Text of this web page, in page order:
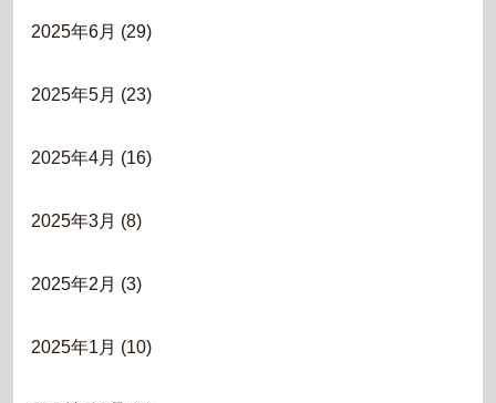
2025年6月 (29)
2025年5月 (23)
2025年4月 (16)
2025年3月 (8)
2025年2月 (3)
2025年1月 (10)